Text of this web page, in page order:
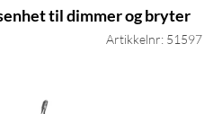
til dimmer og bryter
Artikkelnr: 51597